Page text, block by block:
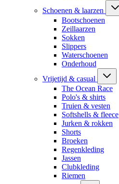
Schoenen & laarzen
Bootschoenen
Zeillaarzen
Sokken
Slippers
Waterschoenen
Onderhoud
Vrijetijd & casual
The Ocean Race
Polo's & shirts
Truien & vesten
Softshells & fleece
Jurken & rokken
Shorts
Broeken
Regenkleding
Jassen
Clubkleding
Riemen